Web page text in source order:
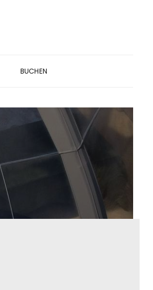
BUCHEN